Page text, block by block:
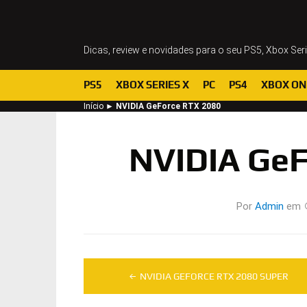
Dicas, review e novidades para o seu PS5, Xbox
PS5 XBOX SERIES X PC PS4 XBOX
Início ► NVIDIA GeForce RTX 2080
NVIDIA
Por Admin em
Navegação
de
NVIDIA GEFORCE RTX 2080 SUPER